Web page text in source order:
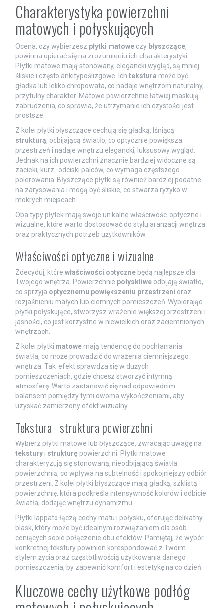
Charakterystyka powierzchni
matowych i połyskujących
Ocena, czy wybierzesz płytki matowe czy błyszczące,
powinna opierać się na zrozumieniu ich charakterystyki.
Płytki matowe mają stonowany, elegancki wygląd, są mniej
śliskie i często ankitypoślizgowe. Ich tekstura może być
gładka lub lekko chropowata, co nadaje wnętrzom naturalny,
przytulny charakter. Matowe powierzchnie łatwiej maskują
zabrudzenia, co sprawia, że utrzymanie ich czystości jest
prostsze.
Z kolei płytki błyszczące cechują się gładką, lśniącą
strukturą, odbijającą światło, co optycznie powiększa
przestrzeń i nadaje wnętrzu elegancki, luksusowy wygląd.
Jednak na ich powierzchni znacznie bardziej widoczne są
zacieki, kurz i odciski palców, co wymaga częstszego
polerowania. Błyszczące płytki są również bardziej podatne
na zarysowania i mogą być śliskie, co stwarza ryzyko w
mokrych miejscach.
Oba typy płytek mają swoje unikalne właściwości optyczne i
wizualne, które warto dostosować do stylu aranżacji wnętrza
oraz praktycznych potrzeb użytkowników.
Właściwości optyczne i wizualne
Zdecyduj, które właściwości optyczne będą najlepsze dla
Twojego wnętrza. Powierzchnie połyskliwe odbijają światło,
co sprzyja optycznemu powiększeniu przestrzeni oraz
rozjaśnieniu małych lub ciemnych pomieszczeń. Wybierając
płytki połyskujące, stworzysz wrażenie większej przestrzeni i
jasności, co jest korzystne w niewielkich oraz zaciemnionych
wnętrzach.
Z kolei płytki matowe mają tendencję do pochłaniania
światła, co może prowadzić do wrażenia ciemniejszego
wnętrza. Taki efekt sprawdza się w dużych
pomieszczeniach, gdzie chcesz stworzyć intymną
atmosferę. Warto zastanowić się nad odpowiednim
balansem pomiędzy tymi dwoma wykończeniami, aby
uzyskać zamierzony efekt wizualny.
Tekstura i struktura powierzchni
Wybierz płytki matowe lub błyszczące, zwracając uwagę na
tekstury i strukturę powierzchni. Płytki matowe
charakteryzują się stonowaną, nieodbijającą światła
powierzchnią, co wpływa na subtelność i spokojniejszy odbiór
przestrzeni. Z kolei płytki błyszczące mają gładką, szklistą
powierzchnię, która podkreśla intensywność kolorów i odbicie
światła, dodając wnętrzu dynamizmu.
Płytki lappato łączą cechy matu i połysku, oferując delikatny
blask, który może być idealnym rozwiązaniem dla osób
ceniących sobie połączenie obu efektów. Pamiętaj, że wybór
konkretnej tekstury powinien korespondować z Twoim
stylem życia oraz częstotliwością użytkowania danego
pomieszczenia, by zapewnić komfort i estetykę na co dzień.
Kluczowe cechy użytkowe podłóg